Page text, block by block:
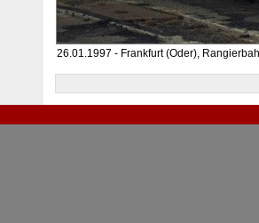
26.01.1997 - Frankfurt (Oder),